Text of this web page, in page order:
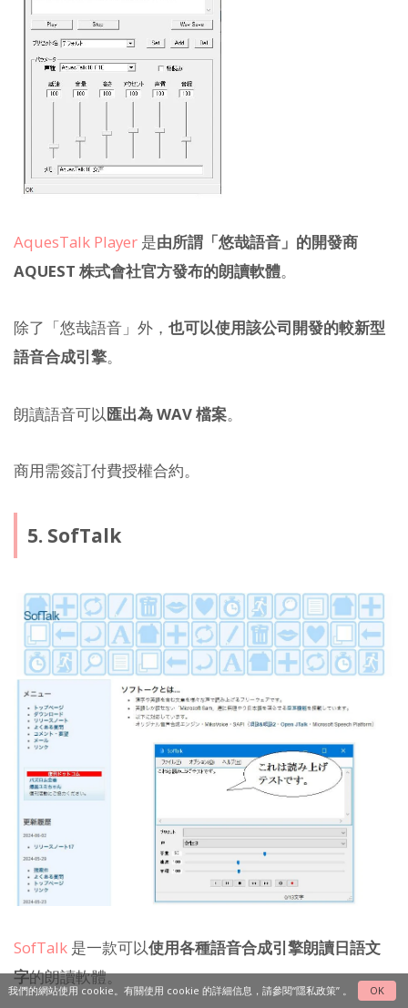
AquesTalk Player 是由所謂「悠哉語音」的開發商
AQUEST 株式會社官方發布的朗讀軟體。
除了「悠哉語音」外， 也可以使用該公司開發的較新型
語音合成引擎。
朗讀語音可以匯出為 WAV 檔案。
商用需簽訂付費授權合約。
5. SofTalk
SofTalk 是一款可以使用各種語音合成引擎朗讀日語文
字的朗讀軟體。
我們的網站使用 cookie。有關使用 cookie 的詳細信息，請參閱“隱私政策”。 OK